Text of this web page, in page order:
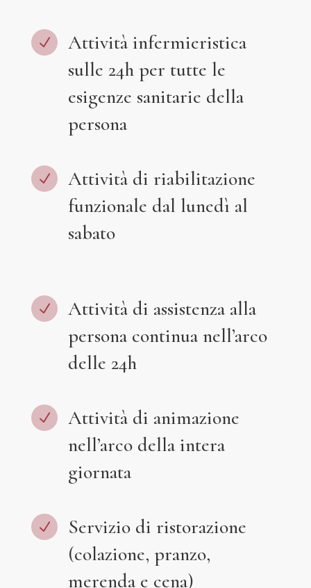
N
Attività infermieristica
sulle 24h per tutte le
esigenze sanitarie della
persona
N
Attività di riabilitazione
funzionale dal lunedì al
sabato
N
Attività di assistenza alla
persona continua nell’arco
delle 24h
N
Attività di animazione
nell’arco della intera
giornata
N
Servizio di ristorazione
(colazione, pranzo,
merenda e cena)